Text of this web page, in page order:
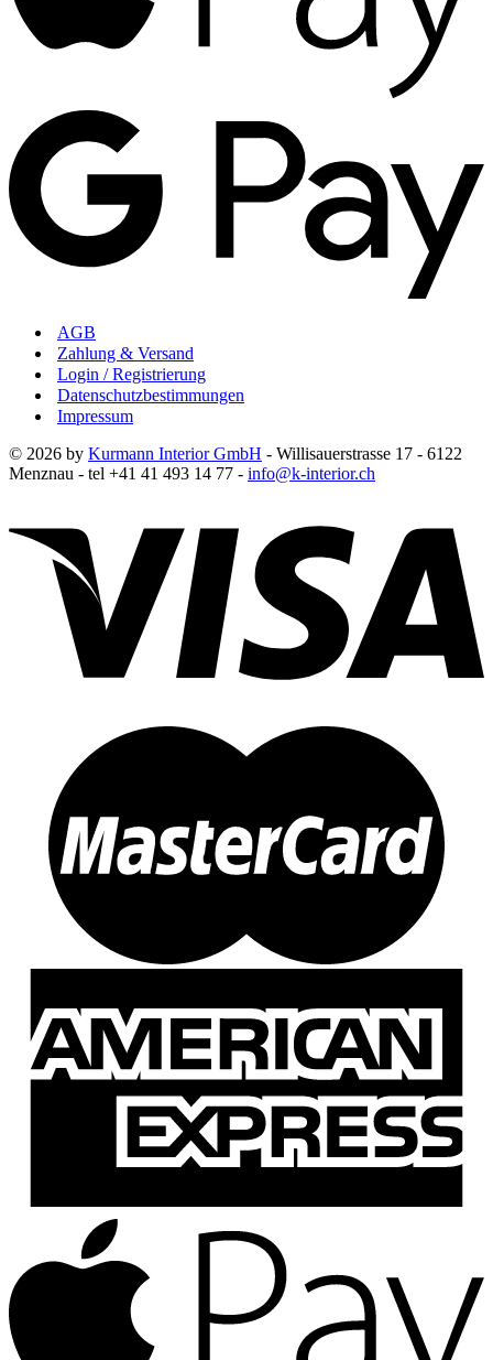
AGB
Zahlung & Versand
Login / Registrierung
Datenschutzbestimmungen
Impressum
© 2026 by Kurmann Interior GmbH - Willisauerstrasse 17 - 6122
Menznau - tel +41 41 493 14 77 - info@k-interior.ch